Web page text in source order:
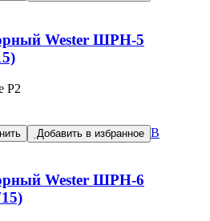
Wester ШРН-5
Р2
Добавить в избранное В
Wester ШРН-6